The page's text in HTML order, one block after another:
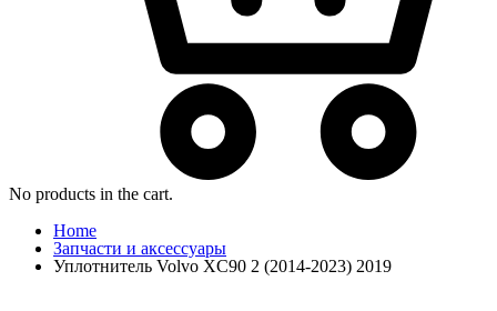
No products in the cart.
Home
Запчасти и аксессуары
Уплотнитель Volvo XC90 2 (2014-2023) 2019